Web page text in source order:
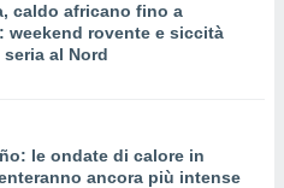
caldo africano fino a
weekend rovente e siccità
al Nord
le ondate di calore in
ancora più intense